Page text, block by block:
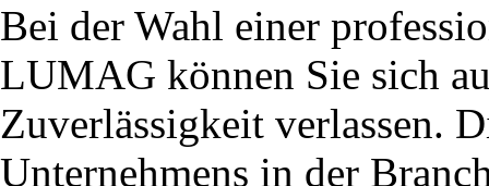
Bei der Wahl einer
LUMAG können Sie sich
Zuverlässigkeit verlassen.
Unternehmens in der